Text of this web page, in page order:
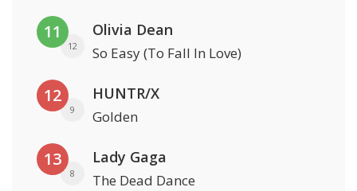
11
12
Olivia Dean
So Easy (To Fall In Love)
12
9
HUNTR/X
Golden
13
8
Lady Gaga
The Dead Dance